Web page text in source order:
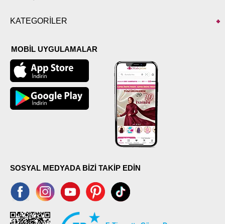
KATEGORİLER
MOBİL UYGULAMALAR
SOSYAL MEDYADA BİZİ TAKİP EDİN